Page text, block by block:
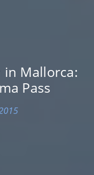
Mallorca:
Pass